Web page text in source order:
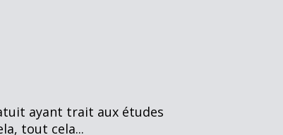
ayant trait aux études
tout cela...